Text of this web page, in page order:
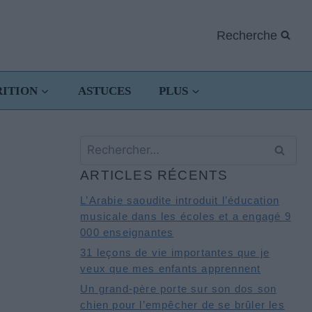
Recherche
ASTUCES PLUS
Rechercher :
ARTICLES RÉCENTS
L’Arabie saoudite introduit l’éducation
musicale dans les écoles et a engagé 9
000 enseignantes
31 leçons de vie importantes que je
veux que mes enfants apprennent
Un grand-père porte sur son dos son
chien pour l’empêcher de se brûler les